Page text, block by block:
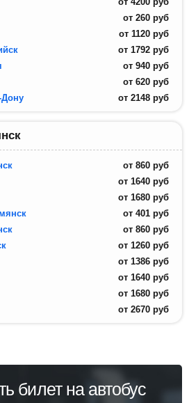
от 260 руб
от 1120 руб
от 1792 руб
от 940 руб
от 620 руб
Дону
от 2148 руб
от 860 руб
от 1640 руб
от 1680 руб
от 401 руб
от 860 руб
от 1260 руб
от 1386 руб
от 1640 руб
от 1680 руб
от 2670 руб
билет на автобус